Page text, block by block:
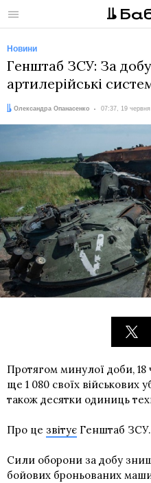
Меню
Новини
Генштаб ЗСУ: За
артилерійські
Автор:
Олександра Опанасенко
Дата: 07:37, 19
Протягом минулої доби,
ще 1 080 своїх
також десятки одиниць
Про це звітує Генштаб ЗСУ.
Сили оборони за добу
бойових броньованих